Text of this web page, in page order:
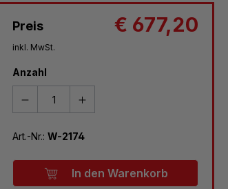
Preis € 677,20
inkl. MwSt.
Anzahl
Art.-Nr.: W-2174
In den Warenkorb